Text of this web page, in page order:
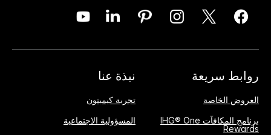
روابط سريعة
العروض الخاصة
برنامج المكافآت IHG® One
Rewards
نبذة عنا
تجربة كيمبتون
المسؤولية الاجتماعية